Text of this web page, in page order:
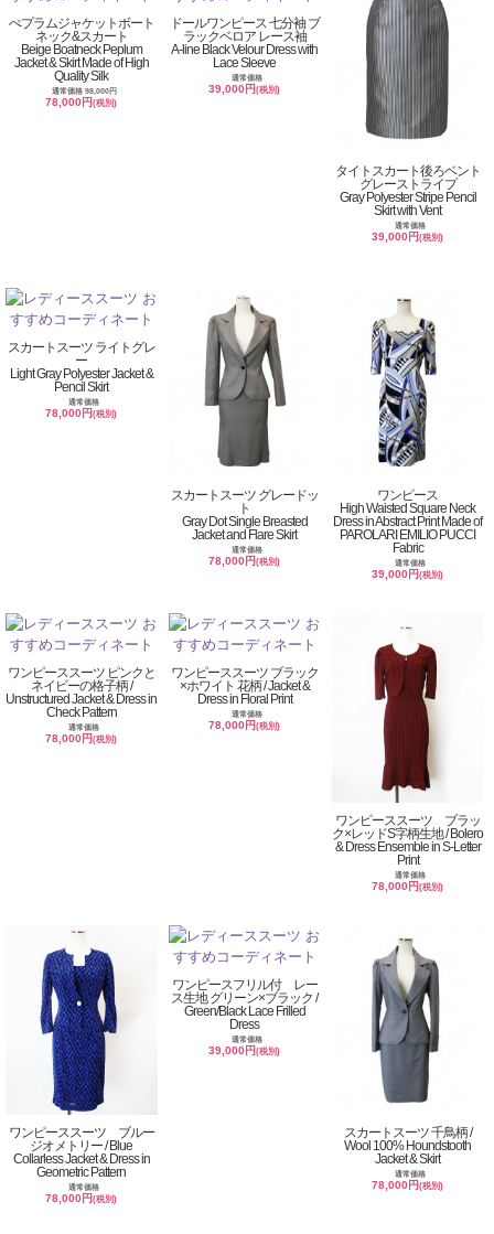
ぺプラムジャケットボート
ネック&スカート
Beige Boatneck Peplum
Jacket & Skirt Made of High
Quality Silk
通常価格 98,000円
78,000円(税別)
ドールワンピース 七分袖 ブ
ラックベロア レース袖
A-line Black Velour Dress with
Lace Sleeve
通常価格
39,000円(税別)
タイトスカート後ろベント
グレーストライプ
Gray Polyester Stripe Pencil
Skirt with Vent
通常価格
39,000円(税別)
スカートスーツ ライトグレ
ー
Light Gray Polyester Jacket &
Pencil Skirt
通常価格
78,000円(税別)
スカートスーツ グレードッ
ト
Gray Dot Single Breasted
Jacket and Flare Skirt
通常価格
78,000円(税別)
ワンピース
High Waisted Square Neck
Dress in Abstract Print Made of
PAROLARI EMILIO PUCCI
Fabric
通常価格
39,000円(税別)
ワンピーススーツ ピンクと
ネイビーの格子柄 /
Unstructured Jacket & Dress in
Check Pattern
通常価格
78,000円(税別)
ワンピーススーツ ブラック
×ホワイト 花柄 / Jacket &
Dress in Floral Print
通常価格
78,000円(税別)
ワンピーススーツ ブラッ
ク×レッドS字柄生地 / Bolero
& Dress Ensemble in S-Letter
Print
通常価格
78,000円(税別)
ワンピーススーツ ブルー
ジオメトリー / Blue
Collarless Jacket & Dress in
Geometric Pattern
通常価格
78,000円(税別)
ワンピースフリル付 レー
ス生地 グリーン×ブラック /
Green/Black Lace Frilled
Dress
通常価格
39,000円(税別)
スカートスーツ 千鳥柄 /
Wool 100% Houndstooth
Jacket & Skirt
通常価格
78,000円(税別)